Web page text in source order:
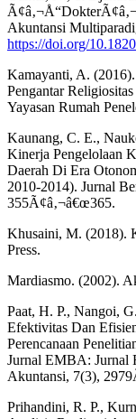
Akuntansi
https://doi.org/
Kamayanti, A.
Pengantar
Yayasan Rumah
Kaunang, C. E.,
Kinerja Pengelolaan
Daerah Di Era
2010-2014). Jurnal
355Ã¢â‚¬â€œ365.
Khusaini, M. (2018).
Press.
Mardiasmo. (2002).
Paat, H. P., Nangoi,
Efektivitas Dan
Perencanaan
Jurnal EMBA: Jurnal
Akuntansi, 7(3),
Prihandini, R. P.,